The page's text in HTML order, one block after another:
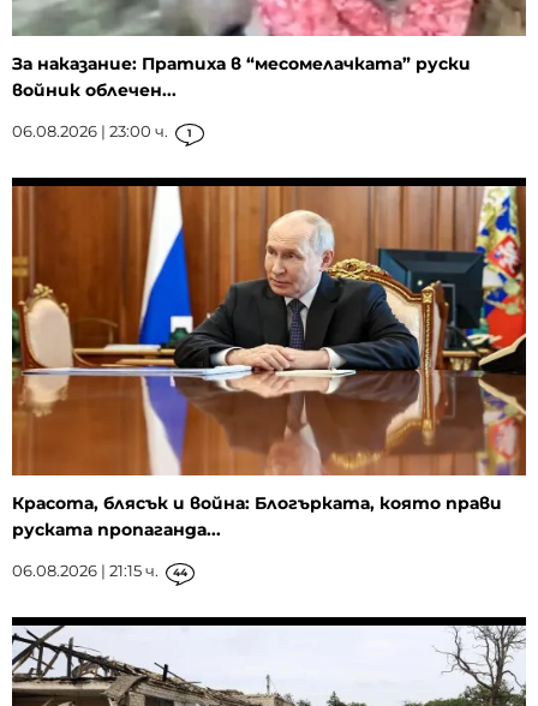
За наказание: Пратиха в “месомелачката” руски
войник облечен...
06.08.2026 | 23:00 ч. 1
Красота, блясък и война: Блогърката, която прави
руската пропаганда...
06.08.2026 | 21:15 ч. 44